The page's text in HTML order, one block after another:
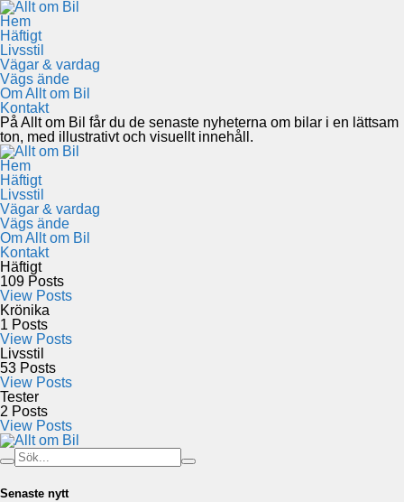
Hem
Häftigt
Livsstil
Vägar & vardag
Vägs ände
Om Allt om Bil
Kontakt
På Allt om Bil får du de senaste nyheterna om bilar i en lättsam
ton, med illustrativt och visuellt innehåll.
Hem
Häftigt
Livsstil
Vägar & vardag
Vägs ände
Om Allt om Bil
Kontakt
Häftigt
109 Posts
View Posts
Krönika
1 Posts
View Posts
Livsstil
53 Posts
View Posts
Tester
2 Posts
View Posts
Senaste nytt